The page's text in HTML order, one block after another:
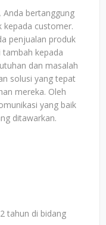
Anda bertanggung
kepada customer.
penjualan produk
kepada
dan masalah
solusi yang tepat
mereka. Oleh
yang baik
ditawarkan.
tahun di bidang